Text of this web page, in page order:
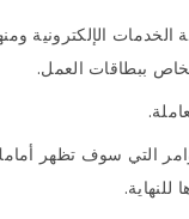
الخدمات الإلكترونية
ببطاقات العمل.
التي سوف تظهر
للنهاية.